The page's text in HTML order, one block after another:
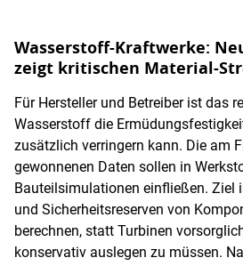
Wasserstoff-Kraftwerke:
zeigt kritischen Material-
Für Hersteller und Betreiber ist das
Wasserstoff die
zusätzlich verringern kann. Die am
gewonnenen Daten sollen in
Bauteilsimulationen einfließen. Ziel
und Sicherheitsreserven von
berechnen, statt Turbinen
konservativ auslegen zu müssen.